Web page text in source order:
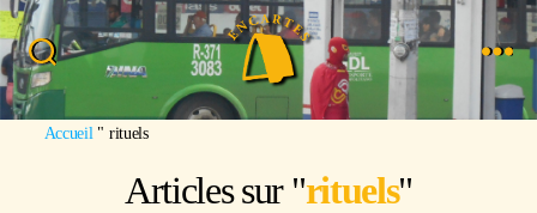
Accueil " rituels
Articles sur "rituels"